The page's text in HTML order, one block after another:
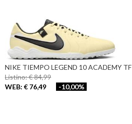
NIKE TIEMPO LEGEND 10 ACADEMY TF
Listino: € 84,99
WEB: € 76,49
-10,00%